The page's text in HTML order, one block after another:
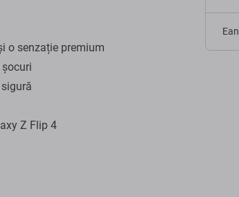
o senzație premium
Z Flip 4
Ean